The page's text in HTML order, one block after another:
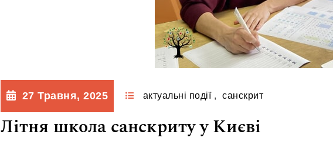
27 Травня, 2025 актуальні події , санскрит
Літня школа санскриту у Києві